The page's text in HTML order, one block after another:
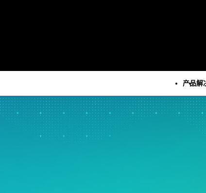
产品
所有产品
Minitab Solution
解
决方案 所有资源和服务 技